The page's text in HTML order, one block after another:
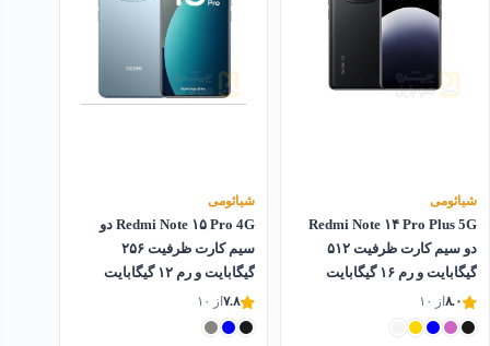
شیائومی
Redmi Note ۱۴ Pro Plus 5G
دو سیم کارت ظرفیت ۵۱۲
گیگابایت و رم ۱۶ گیگابایت
۸.۰ از ۱۰
شیائومی
Redmi Note ۱۵ Pro 4G دو
سیم کارت ظرفیت ۲۵۶
گیگابایت و رم ۱۲ گیگابایت
۷.۸از ۱۰